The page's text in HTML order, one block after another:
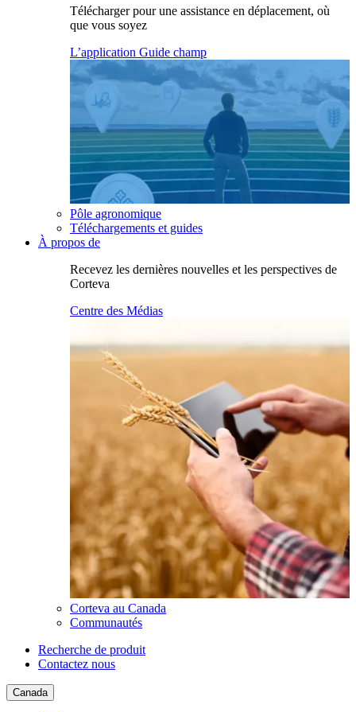
Télécharger pour une assistance en déplacement, où
que vous soyez
L’application Guide champ
Pôle agronomique
Téléchargements et guides
À propos de
Recevez les dernières nouvelles et les perspectives de
Corteva
Centre des Médias
Corteva au Canada
Communautés
Recherche de produit
Contactez nous
Canada